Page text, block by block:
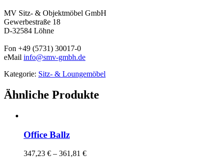
MV Sitz- & Objektmöbel GmbH
Gewerbestraße 18
D-32584 Löhne
Fon +49 (5731) 30017-0
eMail info@smv-gmbh.de
Kategorie: Sitz- & Loungemöbel
Ähnliche Produkte
Office Ballz
347,23 € – 361,81 €